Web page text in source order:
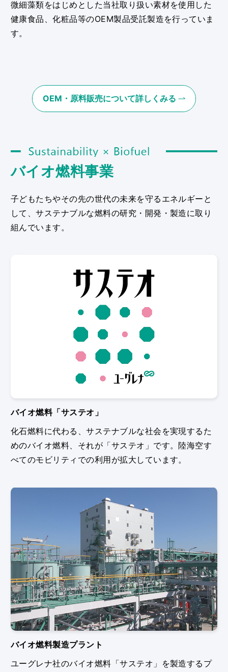
微細藻類をはじめとした当社取り扱い素材を使用した
健康食品、化粧品等のOEM製品受託製造を行っていま
す。
OEM・原料販売について詳しくみる
Sustainability × Biofuel
バイオ燃料事業
子どもたちやその先の世代の未来を守るエネルギーと
して、サステナブルな燃料の研究・開発・製造に取り
組んでいます。
バイオ燃料「サステオ」
化⽯燃料に代わる、サステナブルな社会を実現するた
めのバイオ燃料、それが「サステオ」です。陸海空す
べてのモビリティでの利⽤が拡⼤しています。
バイオ燃料製造プラント
ユーグレナ社のバイオ燃料「サステオ」を製造するプ